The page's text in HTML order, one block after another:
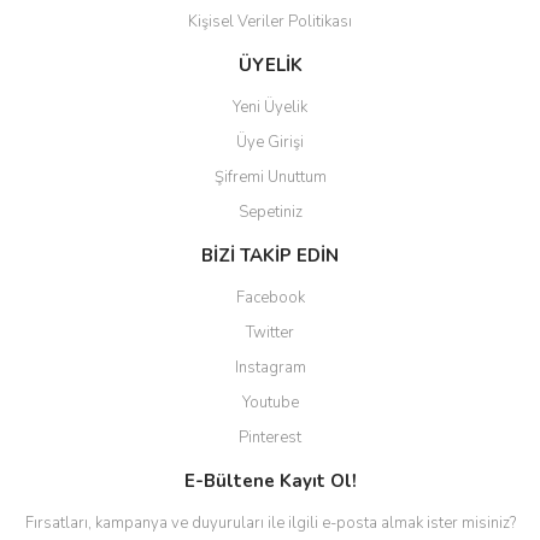
Kişisel Veriler Politikası
ÜYELİK
Yeni Üyelik
Üye Girişi
Şifremi Unuttum
Sepetiniz
BİZİ TAKİP EDİN
Facebook
Twitter
Instagram
Youtube
Pinterest
E-Bültene Kayıt Ol!
Fırsatları, kampanya ve duyuruları ile ilgili e-posta almak ister misiniz?